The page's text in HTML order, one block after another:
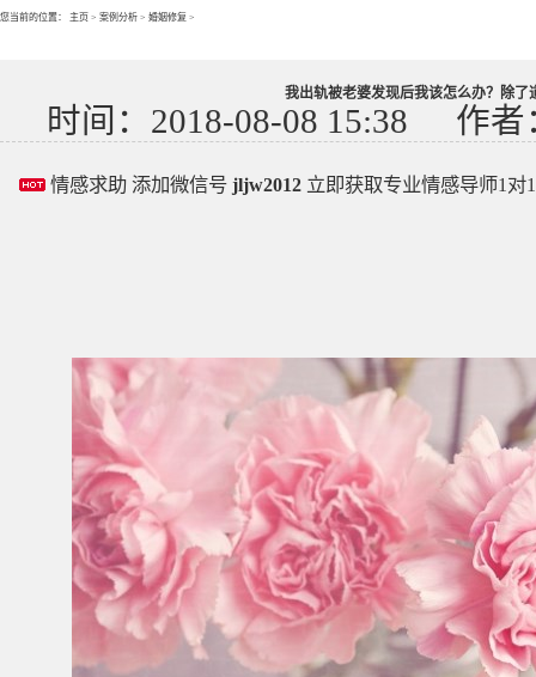
您当前的位置： 主页 > 案例分析 > 婚姻修复 >
我出轨被老婆发现后我该怎么办？除了
时间：2018-08-08 15:38 作者
情感求助 添加微信号 jljw2012 立即获取专业情感导师1对